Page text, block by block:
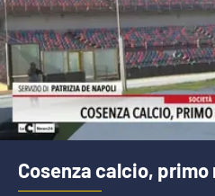
Cosenza calcio, primo